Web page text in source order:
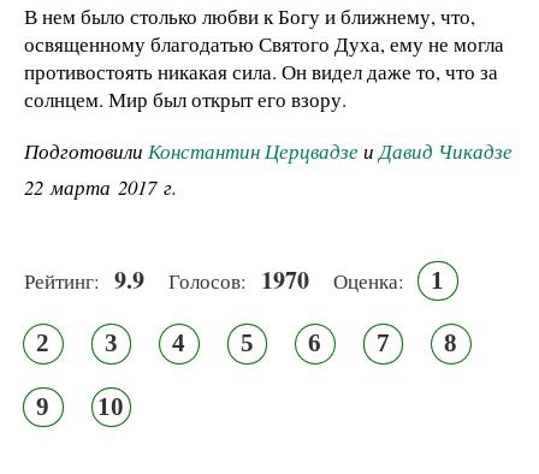
В нем было столько любви к Богу и ближнему, что,
освященному благодатью Святого Духа, ему не могла
противостоять никакая сила. Он видел даже то, что за
солнцем. Мир был открыт его взору.
Подготовили Константин ЦерцвадзеиДавид Чикадзе
22 марта 2017 г.
Рейтинг: 9.9 Голосов: 1970 Оценка: 1
2 3 4 5 6 7 8
9 10